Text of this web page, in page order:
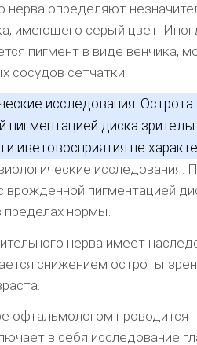
нерва определяют
имеющего серый цвет.
пигмент в виде венчика,
сосудов сетчатки.
исследования.
пигментацией диска
и иветовосприятия не
врожденной пигментацией
пределах нормы.
нерва имеет
снижением остроты
офтальмологом
в себя исследование